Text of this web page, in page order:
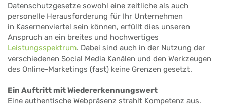
Datenschutzgesetze sowohl eine zeitliche als auch
personelle Herausforderung für Ihr Unternehmen
in Kasernenviertel sein können, erfüllt dies unseren
Anspruch an ein breites und hochwertiges
Leistungsspektrum. Dabei sind auch in der Nutzung der
verschiedenen Social Media Kanälen und den Werkzeugen
des Online-Marketings (fast) keine Grenzen gesetzt.
Ein Auftritt mit Wiedererkennungswert
Eine authentische Webpräsenz strahlt Kompetenz aus.